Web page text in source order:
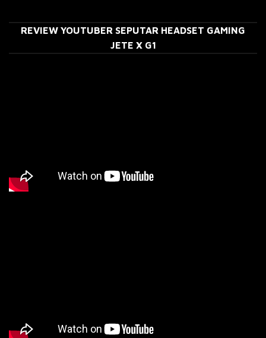
REVIEW YOUTUBER SEPUTAR HEADSET GAMING
JETE X G1